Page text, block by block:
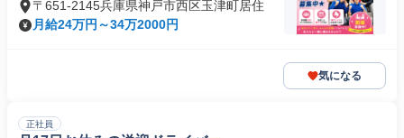
〒651-2145兵庫県神戸市西区玉津町居住
月給24万円～34万2000円
気になる
正社員